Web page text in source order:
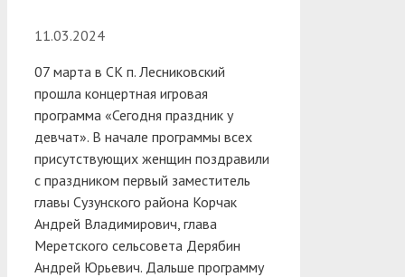
11.03.2024
07 марта в СК п. Лесниковский
прошла концертная игровая
программа «Сегодня праздник у
девчат». В начале программы всех
присутствующих женщин поздравили
с праздником первый заместитель
главы Сузунского района Корчак
Андрей Владимирович, глава
Меретского сельсовета Дерябин
Андрей Юрьевич. Дальше программу